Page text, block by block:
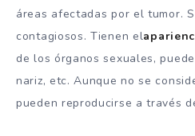
áreas afectadas por el tumor.
contagiosos. Tienen el
de los órganos sexuales,
nariz, etc. Aunque no se
pueden reproducirse a través